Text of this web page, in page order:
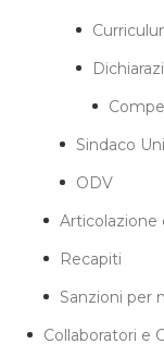
Sindaco
ODV
Articolazione
Recapiti
Sanzioni per
Collaboratori e